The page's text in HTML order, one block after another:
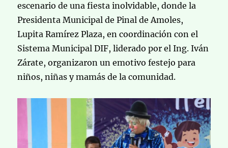
escenario de una fiesta inolvidable, donde la
Presidenta Municipal de Pinal de Amoles,
Lupita Ramírez Plaza, en coordinación con el
Sistema Municipal DIF, liderado por el Ing. Iván
Zárate, organizaron un emotivo festejo para
niños, niñas y mamás de la comunidad.